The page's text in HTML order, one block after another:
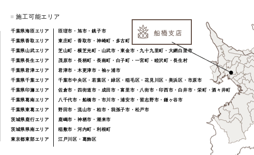
■施工可能エリア
千葉県海匝エリア
匝瑳市・旭市・銚子市
千葉県香取エリア
東庄町・香取市・神崎町・多古町
千葉県山武エリア
芝山町・横芝光町・山武市・東金市・九十九里町・大網白里市
千葉県長生エリア
茂原市・長柄町・長南町・白子町・一宮町・睦沢町・長生村
千葉県君津エリア
君津市・木更津市・袖ヶ浦市
千葉県千葉エリア
千葉市中央区・若葉区・緑区・稲毛区・花見川区・美浜区・市原市
千葉県印旛エリア
佐倉市・四街道市・成田市・富里市・八街市・印西市・白井市・栄町・酒々井町
千葉県葛南エリア
八千代市・船橋市・市川市・浦安市・習志野市・鎌ヶ谷市
千葉県東葛エリア
野田市・流山市・柏市・我孫子市・松戸市
茨城県鹿行エリア
鹿嶋市・神栖市・潮来市
茨城県県南エリア
稲敷市・河内町・利根町
東京都東部エリア
江戸川区・葛飾区